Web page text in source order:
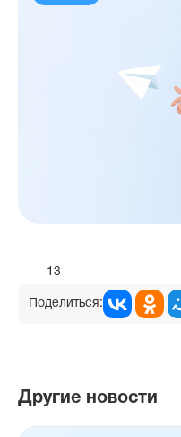
13
Поделиться:
Другие новости